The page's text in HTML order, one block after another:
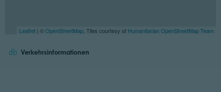
Leaflet | ©OpenStreetMap , Tiles courtesy of Humanitarian OpenStreetMap Team
Verkehrsinformationen